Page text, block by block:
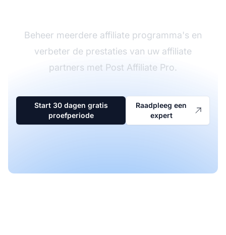
Beheer meerdere affiliate programma's en
verbeter de prestaties van uw affiliate
partners met Post Affiliate Pro.
Start 30 dagen gratis
proefperiode
Raadpleeg een
expert